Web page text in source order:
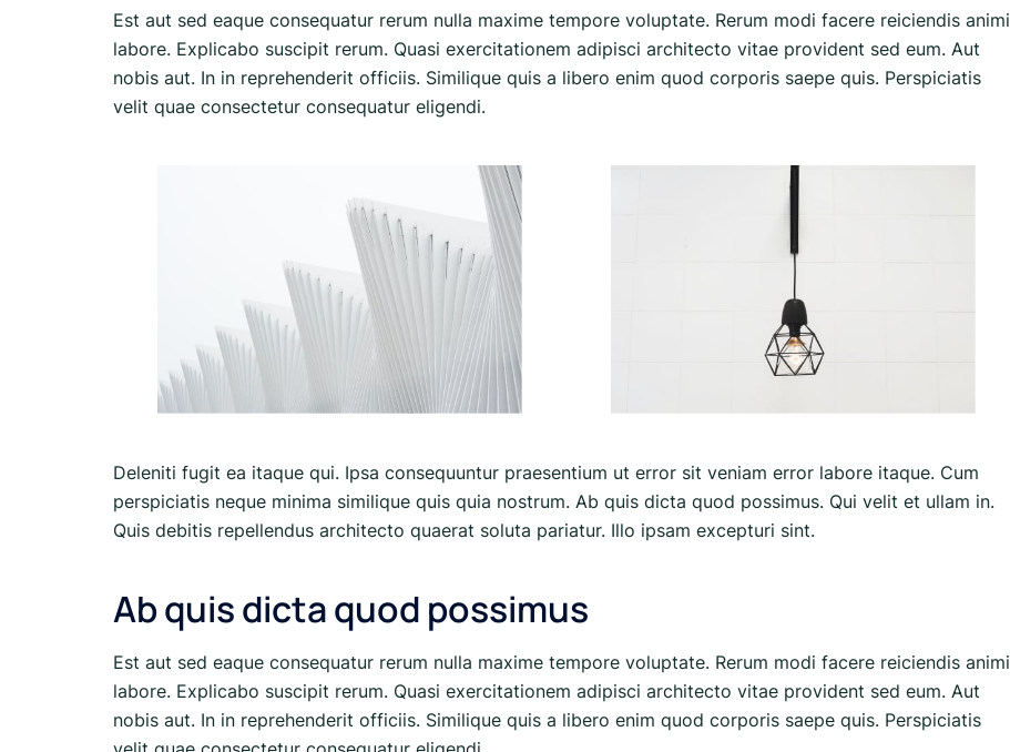
Est aut sed eaque consequatur rerum nulla maxime tempore voluptate. Rerum modi facere reiciendis animi
labore. Explicabo suscipit rerum. Quasi exercitationem adipisci architecto vitae provident sed eum. Aut
nobis aut. In in reprehenderit officiis. Similique quis a libero enim quod corporis saepe quis. Perspiciatis
velit quae consectetur consequatur eligendi.
Deleniti fugit ea itaque qui. Ipsa consequuntur praesentium ut error sit veniam error labore itaque. Cum
perspiciatis neque minima similique quis quia nostrum. Ab quis dicta quod possimus. Qui velit et ullam in.
Quis debitis repellendus architecto quaerat soluta pariatur. Illo ipsam excepturi sint.
Ab quis dicta quod possimus
Est aut sed eaque consequatur rerum nulla maxime tempore voluptate. Rerum modi facere reiciendis animi
labore. Explicabo suscipit rerum. Quasi exercitationem adipisci architecto vitae provident sed eum. Aut
nobis aut. In in reprehenderit officiis. Similique quis a libero enim quod corporis saepe quis. Perspiciatis